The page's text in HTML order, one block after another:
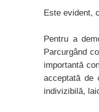
Este evident,
Pentru a
Parcurgând
importantă
acceptată de
indivizibilă,